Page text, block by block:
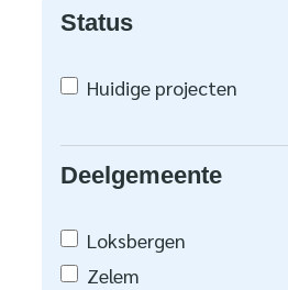
wijzig resultaten
Status
Huidige projecten
Deelgemeente
Loksbergen
Zelem